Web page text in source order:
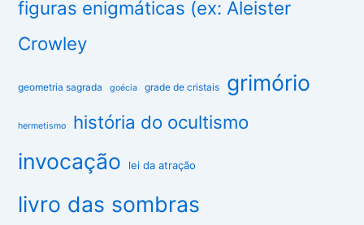
figuras enigmáticas (ex: Aleister
Crowley
geometria sagrada goécia grade de cristais grimório
hermetismo história do ocultismo
invocação lei da atração
livro das sombras